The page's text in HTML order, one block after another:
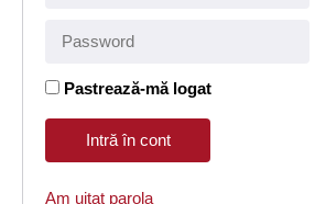
Pastrează-mă logat
Am uitat parola